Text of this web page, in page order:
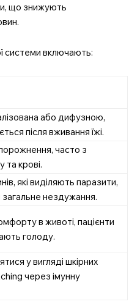
що знижують
системи включають:
або дифузною,
після вживання їжі.
часто з
та крові.
які виділяють паразити,
нездужання.
в животі, пацієнти
голоду.
у вигляді шкірних
через імунну